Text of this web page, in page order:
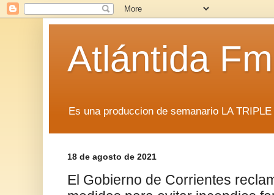
Atlántida
Es una produccion de semanario LA
18 de agosto de 2021
El Gobierno de Corrientes